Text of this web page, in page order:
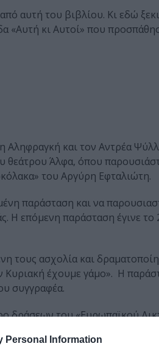
Personal Information
αυτή του βιβλίου. Κι εδώ
«Αυτή κι Αυτοί» που
Αληφραγκή και τον Αντρέα
θεάτρου Άλφα, όπου
του Αργύρη Εφταλιώτη.
παράσταση και να
Η επόμενη παράσταση έγινε το
τους ασχολία και
Κυριακή έχουμε γάμο». Η
συγγραφέα.
δράσεων του «Ευρωπαϊκού
κοινωνία μας.